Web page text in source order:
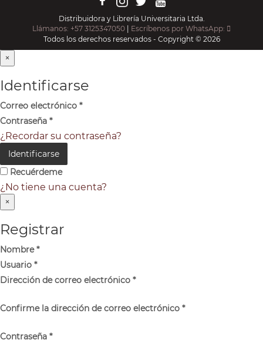
Distribuidora y Librería Universitaria Ltda.
Llámanos: +57 3125347050 | Escríbenos por WhatsApp:
Todos los derechos reservados - Copyright © 2026
×
Identificarse
Correo electrónico *
Contraseña *
¿Recordar su contraseña?
Identificarse
Recuérdeme
¿No tiene una cuenta?
×
Registrar
Nombre*
Usuario *
Dirección de correo electrónico *
Confirme la dirección de correo electrónico *
Contraseña *